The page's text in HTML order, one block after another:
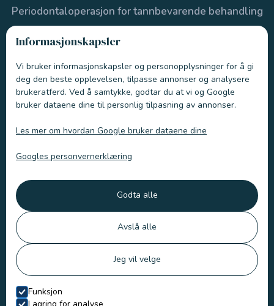
Informasjonskapsler
Vi bruker informasjonskapsler og personopplysninger for å gi
deg den beste opplevelsen, tilpasse annonser og analysere
brukeratferd. Ved å samtykke, godtar du at vi og Google
bruker dataene dine til personlig tilpasning av annonser.
Les mer om hvordan Google bruker dataene dine
Googles personvernerklæring
Avslå alle
Jeg vil velge
Godta alle
Funksjon
Periodontaloperasjon for tannbevarende behandling
Rekonstruksjon av kjeve
Kreftoperasjon
Tanncysteoperasjon
Tannregulering for hund
Kroner
Fremmedlegemeoperasjon i munnhule, nese og svelg
Spyttcyste
BOAS (brachiocephalic obstructive airway syndrome)
Oronasal fistel
Ganespalte